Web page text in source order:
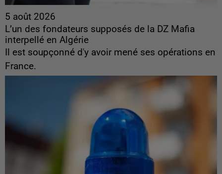
5 août 2026
L’un des fondateurs supposés de la DZ Mafia
interpellé en Algérie
Il est soupçonné d'y avoir mené ses opérations en
France.